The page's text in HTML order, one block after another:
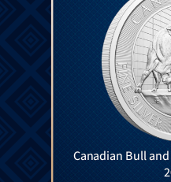
Canadian Bull